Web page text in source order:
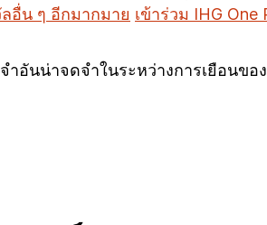
อื่น ๆ อีกมากมาย เข้าร่วม IHG One
อันน่าจดจำในระหว่างการเยือนข